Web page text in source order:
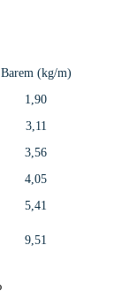
Barem (kg/m)
1,90
3,11
3,56
4,05
5,41
9,51